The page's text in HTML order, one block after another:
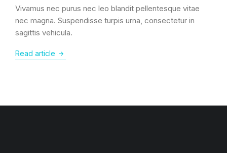
Vivamus nec purus nec leo blandit pellentesque vitae
nec magna. Suspendisse turpis urna, consectetur in
sagittis vehicula.
Read article